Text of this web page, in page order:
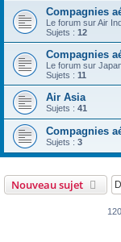
Compagnies
Le forum sur Air
Sujets : 12
Compagnies
Le forum sur
Sujets : 11
Air Asia
Sujets : 41
Compagnies
Sujets : 3
Nouveau sujet